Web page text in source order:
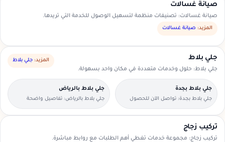
صيانة غسالات
صيانة غسالات: تصنيفات منظمة لتسهيل الوصول للخدمة التي تريدها.
المزيد: صيانة غسالات
جلي بلاط
جلي بلاط: حلول وخدمات متعددة في مكان واحد بسهولة.
المزيد: جلي بلاط
جلي بلاط بجدة
جلي بلاط بجدة: تواصل الآن للحصول
على عرض سعر مناسب.
جلي بلاط بالرياض
جلي بلاط بالرياض: تفاصيل واضحة
لتسهيل اختيار مقدم الخدمة.
تركيب زجاج
تركيب زجاج: مجموعة خدمات تغطي أهم الطلبات مع روابط مباشرة.